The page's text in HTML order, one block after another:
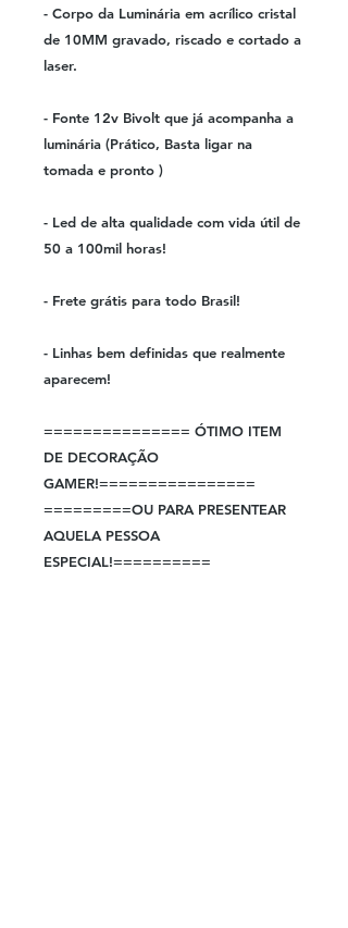
- Corpo da Luminária em acrílico cristal
de 10MM gravado, riscado e cortado a
laser.
- Fonte 12v Bivolt que já acompanha a
luminária (Prático, Basta ligar na
tomada e pronto )
- Led de alta qualidade com vida útil de
50 a 100mil horas!
- Frete grátis para todo Brasil!
- Linhas bem definidas que realmente
aparecem!
=============== ÓTIMO ITEM
DE DECORAÇÃO
GAMER!================
=========OU PARA PRESENTEAR
AQUELA PESSOA
ESPECIAL!==========